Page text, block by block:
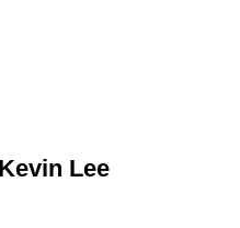
Lee